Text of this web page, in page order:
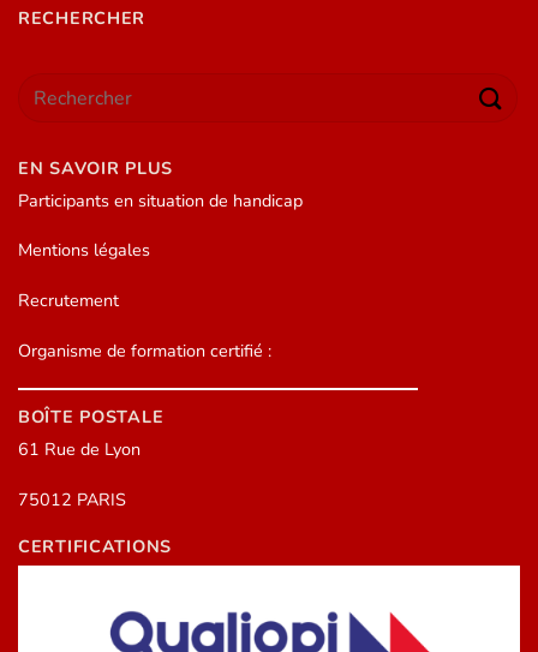
RECHERCHER
EN SAVOIR PLUS
Participants en situation de handicap
Mentions légales
Recrutement
Organisme de formation certifié :
BOÎTE POSTALE
61 Rue de Lyon
75012 PARIS
CERTIFICATIONS